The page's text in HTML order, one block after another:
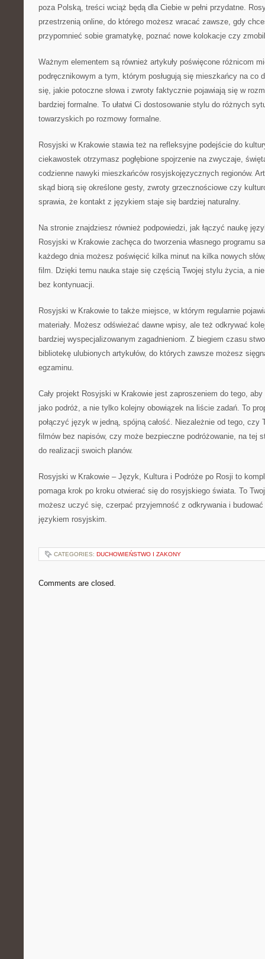
poza Polską, treści wciąż będą dla Ciebie w pełni przydatne.
przestrzenią online, do którego możesz wracać zawsze, gdy
przypomnieć sobie gramatykę, poznać nowe kolokacje czy
Ważnym elementem są również artykuły poświęcone różnicom
podręcznikowym a tym, którym posługują się mieszkańcy na co
się, jakie potoczne słowa i zwroty faktycznie pojawiają się w
bardziej formalne. To ułatwi Ci dostosowanie stylu do różnych
towarzyskich po rozmowy formalne.
Rosyjski w Krakowie stawia też na refleksyjne podejście do
ciekawostek otrzymasz pogłębione spojrzenie na zwyczaje,
codzienne nawyki mieszkańców rosyjskojęzycznych regionów.
skąd biorą się określone gesty, zwroty grzecznościowe czy
sprawia, że kontakt z językiem staje się bardziej naturalny.
Na stronie znajdziesz również podpowiedzi, jak łączyć naukę
Rosyjski w Krakowie zachęca do tworzenia własnego programu
każdego dnia możesz poświęcić kilka minut na kilka nowych
film. Dzięki temu nauka staje się częścią Twojej stylu życia, a
bez kontynuacji.
Rosyjski w Krakowie to także miejsce, w którym regularnie
materiały. Możesz odświeżać dawne wpisy, ale też odkrywać
bardziej wyspecjalizowanym zagadnieniom. Z biegiem czasu
bibliotekę ulubionych artykułów, do których zawsze możesz
egzaminu.
Cały projekt Rosyjski w Krakowie jest zaproszeniem do tego,
jako podróż, a nie tylko kolejny obowiązek na liście zadań. To
połączyć język w jedną, spójną całość. Niezależnie od tego, czy
filmów bez napisów, czy może bezpieczne podróżowanie, na tej
do realizacji swoich planów.
Rosyjski w Krakowie – Język, Kultura i Podróże po Rosji to
pomaga krok po kroku otwierać się do rosyjskiego świata. To
możesz uczyć się, czerpać przyjemność z odkrywania i budować
językiem rosyjskim.
CATEGORIES: DUCHOWIEŃSTWO I ZAKONY
Comments are closed.